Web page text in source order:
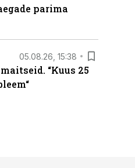
parima
05.08.26, 15:38
“Kuus 25